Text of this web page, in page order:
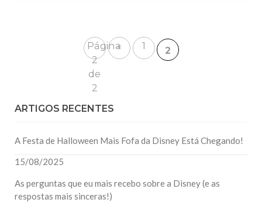
Página
2
de
2
« 1 2
ARTIGOS RECENTES
A Festa de Halloween Mais Fofa da Disney Está Chegando!
15/08/2025
As perguntas que eu mais recebo sobre a Disney (e as
respostas mais sinceras!)